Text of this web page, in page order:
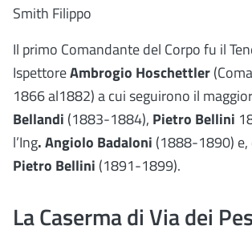
Smith Filippo
Il primo Comandante del Corpo fu il
IspettoreAmbrogio Hoschettler
1866 al1882)a cui seguirono il
Bellandi (1883-1884), Pietro Bellini
l’Ing. Angiolo Badaloni (1888-1890)
Pietro Bellini (1891-1899).
La Caserma di Via dei